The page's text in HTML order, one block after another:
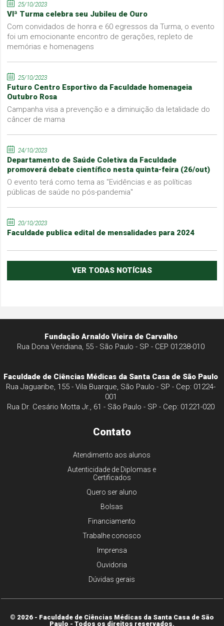
25/10/2023
VIª Turma celebra seu Jubileu de Ouro
Com convidados de honra e 60 egressos da Turma, o evento
foi um emocionante encontro de gerações, repleto de
memórias e homenagens
25/10/2023
Futuro Centro Esportivo da Faculdade homenageia
Outubro Rosa
Campanha visa a prevenção e a diminuição da letalidade do
câncer de mama
24/10/2023
Departamento de Saúde Coletiva da Faculdade
promoverá debate científico nesta quinta-feira (26/out)
O evento terá como tema as "Evidências e as políticas
públicas de saúde no pós-pandemia"
20/10/2023
Faculdade publica edital de mensalidades para 2024
VER TODAS NOTÍCIAS
Fundação Arnaldo Vieira de Carvalho
Rua Dona Veridiana, 55 - São Paulo - SP - CEP 01238-010
Faculdade de Ciências Médicas da Santa Casa de São Paulo
Rua Jaguaribe, 155 - Vila Buarque, São Paulo - SP - Cep: 01224-
001
Rua Dr. Cesário Motta Jr., 61 - São Paulo - SP - Cep: 01221-020
Contato
Atendimento aos alunos
Autenticidade de Diplomas e
Certificados
Quero ser aluno
Bolsas
Financiamento
Trabalhe conosco
Imprensa
Ouvidoria
Dúvidas gerais
© 2026 - Faculdade de Ciências Médicas da Santa Casa de São
Paulo - Todos os direitos reservados.